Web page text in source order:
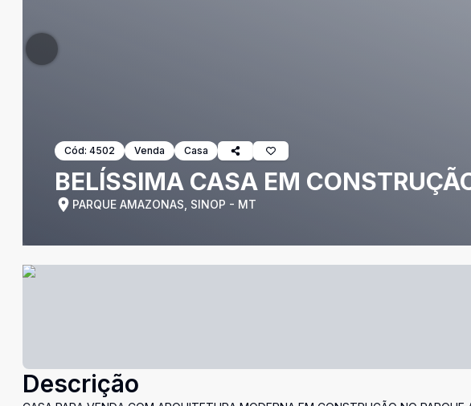
Cód: 4502 Venda Casa
BELÍSSIMA CASA EM
PARQUE AMAZONAS, SINOP - MT
Descrição